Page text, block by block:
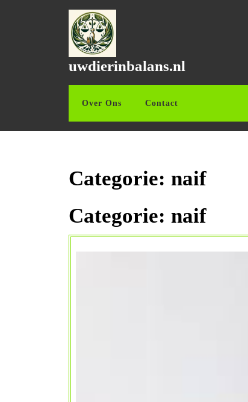
uwdierinbalans.nl
Over Ons Contact
Categorie: naif
Categorie: naif